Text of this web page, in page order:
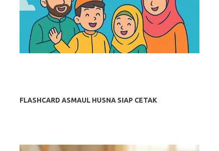
FLASHCARD ASMAUL HUSNA SIAP CETAK